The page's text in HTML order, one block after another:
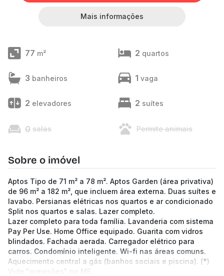
Mais informações
77 m² 2 quartos
3 banheiros 1 vaga
2 elevadores 2 suítes
0 salas Permite animais
Sobre o imóvel
Aptos Tipo de 71 m² a 78 m². Aptos Garden (área privativa)
de 96 m² a 182 m², que incluem área externa. Duas suítes e
lavabo. Persianas elétricas nos quartos e ar condicionado
Split nos quartos e salas. Lazer completo.
Lazer completo para toda família. Lavanderia com sistema
Pay Per Use. Home Office equipado. Guarita com vidros
blindados. Fachada aerada. Carregador elétrico para
carros. Condomínio inteligente. Wi-fi nas áreas comuns.
Aquecimento central a gás (banhos sociais e piscina). (*)
Vide "previsões" no ME.